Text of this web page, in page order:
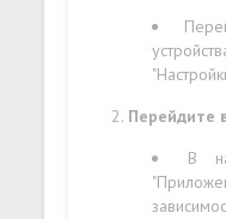
Перейдите
В